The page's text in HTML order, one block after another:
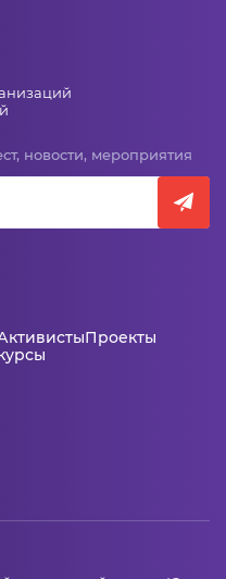
новости, мероприятия
Проекты